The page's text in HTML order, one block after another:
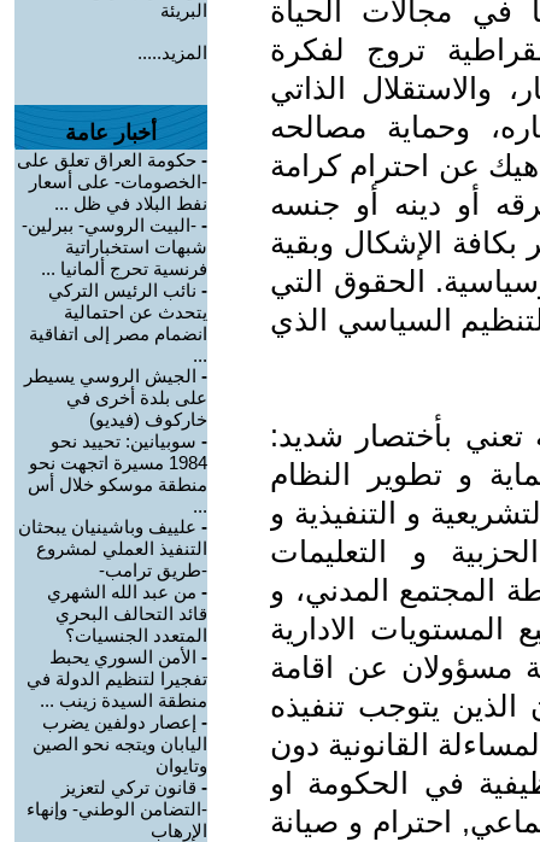
في مجالات الحياة
تروج لفكرة
والاستقلال الذاتي
وحماية مصالحه
عن احترام كرامة
أو دينه أو جنسه
بكافة الإشكال وبقية
الحقوق التي
السياسي الذي
تعني بأختصار شديد:
و تطوير النظام
و التنفيذية و
و التعليمات
المجتمع المدني، و
الادارية
مسؤولان عن اقامة
الذين يتوجب تنفيذه
القانونية دون
في الحكومة او
احترام و صيانة
البريئة
المزيد.....
أخبار عامة
- حكومة العراق تعلق على
-الخصومات- على أسعار
نفط البلاد في ظل ...
- -البيت الروسي- ببرلين-
شبهات استخباراتية
فرنسية تحرج ألمانيا ...
- نائب الرئيس التركي
يتحدث عن احتمالية
انضمام مصر إلى اتفاقية
...
- الجيش الروسي يسيطر
على بلدة أخرى في
خاركوف (فيديو)
- سوبيانين: تحييد نحو
1984 مسيرة اتجهت نحو
منطقة موسكو خلال أس
...
- علييف وباشينيان يبحثان
التنفيذ العملي لمشروع
-طريق ترامب-
- من عبد الله الشهري
قائد التحالف البحري
المتعدد الجنسيات؟
- الأمن السوري يحبط
تفجيرا لتنظيم الدولة في
منطقة السيدة زينب ...
- إعصار دولفين يضرب
اليابان ويتجه نحو الصين
وتايوان
- قانون تركي لتعزيز
-التضامن الوطني- وإنهاء
الإرهاب